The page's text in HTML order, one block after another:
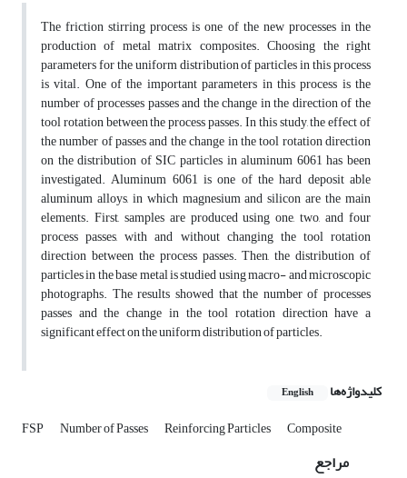
The friction stirring process is one of the new processes in the
production of metal matrix composites. Choosing the right
parameters for the uniform distribution of particles in this process
is vital. One of the important parameters in this process is the
number of processes passes and the change in the direction of the
tool rotation between the process passes. In this study, the effect of
the number of passes and the change in the tool rotation direction
on the distribution of SIC particles in aluminum 6061 has been
investigated. Aluminum 6061 is one of the hard deposit able
aluminum alloys, in which magnesium and silicon are the main
elements. First, samples are produced using one, two, and four
process passes, with and without changing the tool rotation
direction between the process passes. Then, the distribution of
particles in the base metal is studied using macro- and microscopic
photographs. The results showed that the number of processes
passes and the change in the tool rotation direction have a
significant effect on the uniform distribution of particles.
کلیدواژه‌ها English
FSP Number of Passes Reinforcing Particles Composite
مراجع